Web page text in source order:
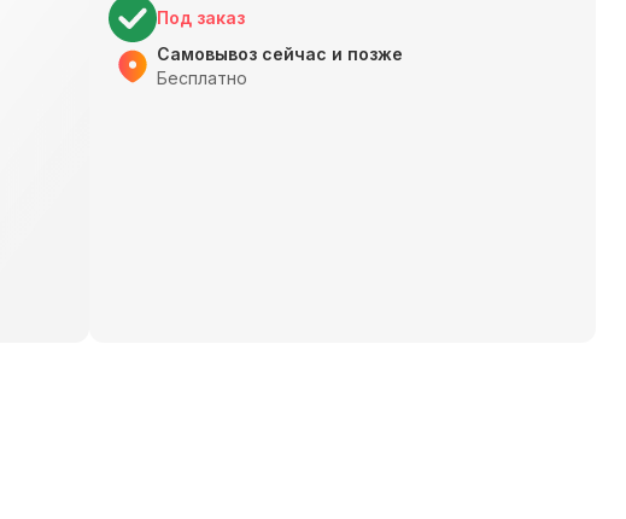
Под заказ
Самовывоз сейчас и позже
Бесплатно